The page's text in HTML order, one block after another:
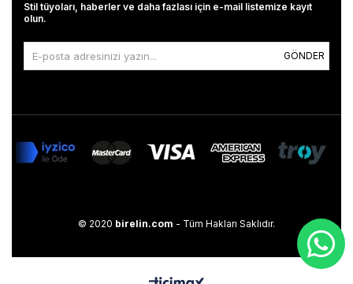
Stil tüyoları, haberler ve daha fazlası için e-mail listemize kayıt
olun.
GÖNDER
© 2020 birelin.com - Tüm Hakları Saklıdır.